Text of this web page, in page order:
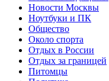
Новости Москвы
Ноутбуки и ПК
Общество
Около спорта
Отдых в России
Отдых за границей
Питомцы